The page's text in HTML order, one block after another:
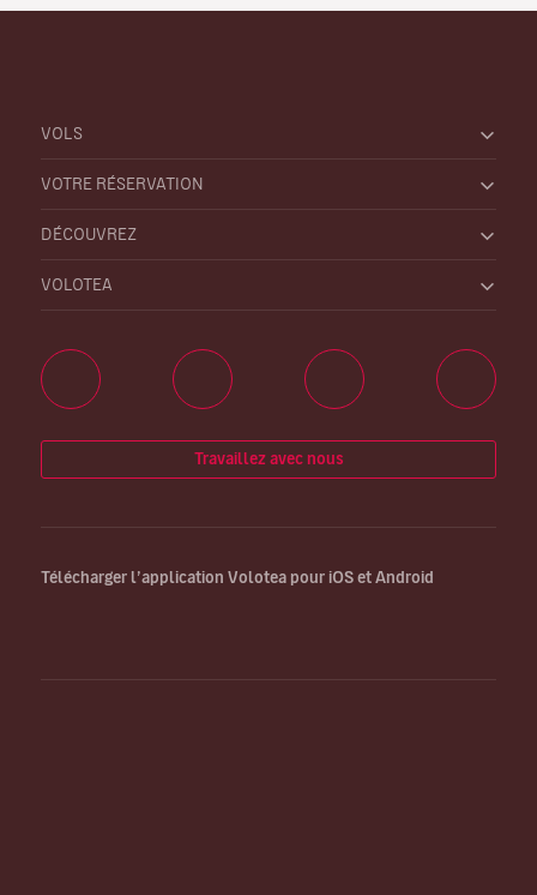
VOLS
VOTRE RÉSERVATION
DÉCOUVREZ
VOLOTEA
Travaillez avec nous
Télécharger l’application Volotea pour iOS et Android